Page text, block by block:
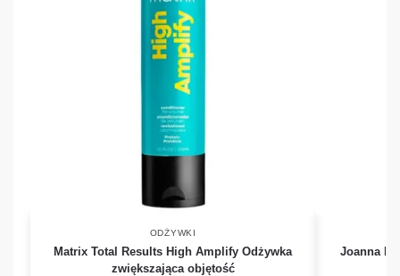
ODŻYWKI
Matrix Total Results High Amplify Odżywka
zwiększająca objętość
Joanna